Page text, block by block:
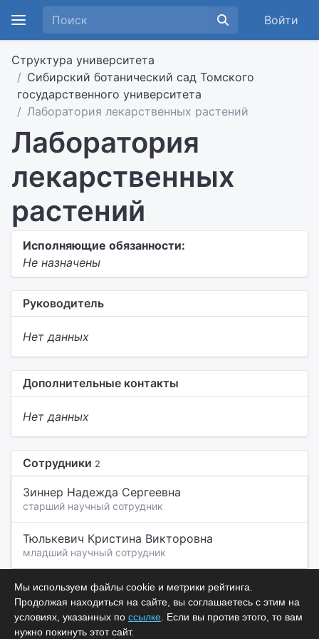
Войти
Структура университета
Сибирский ботанический сад Томского
государственного университета
Лаборатория лекарственных растений
Лаборатория
лекарственных
растений
Исполняющие обязанности:
Не назначены
Руководитель
Нет данных
Дополнительные контакты
Нет данных
Сотрудники 2
Зиннер Надежда Сергеевна
старший научный сотрудник
Тюлькевич Кристина Викторовна
младший научный сотрудник
Мы используем файлы cookie и метрики рейтинга.
Продолжая находиться на сайте, вы соглашаетесь с этим на
условиях, указанных по ссылке . Если вы против этого, то вам
нужно покинуть этот сайт.